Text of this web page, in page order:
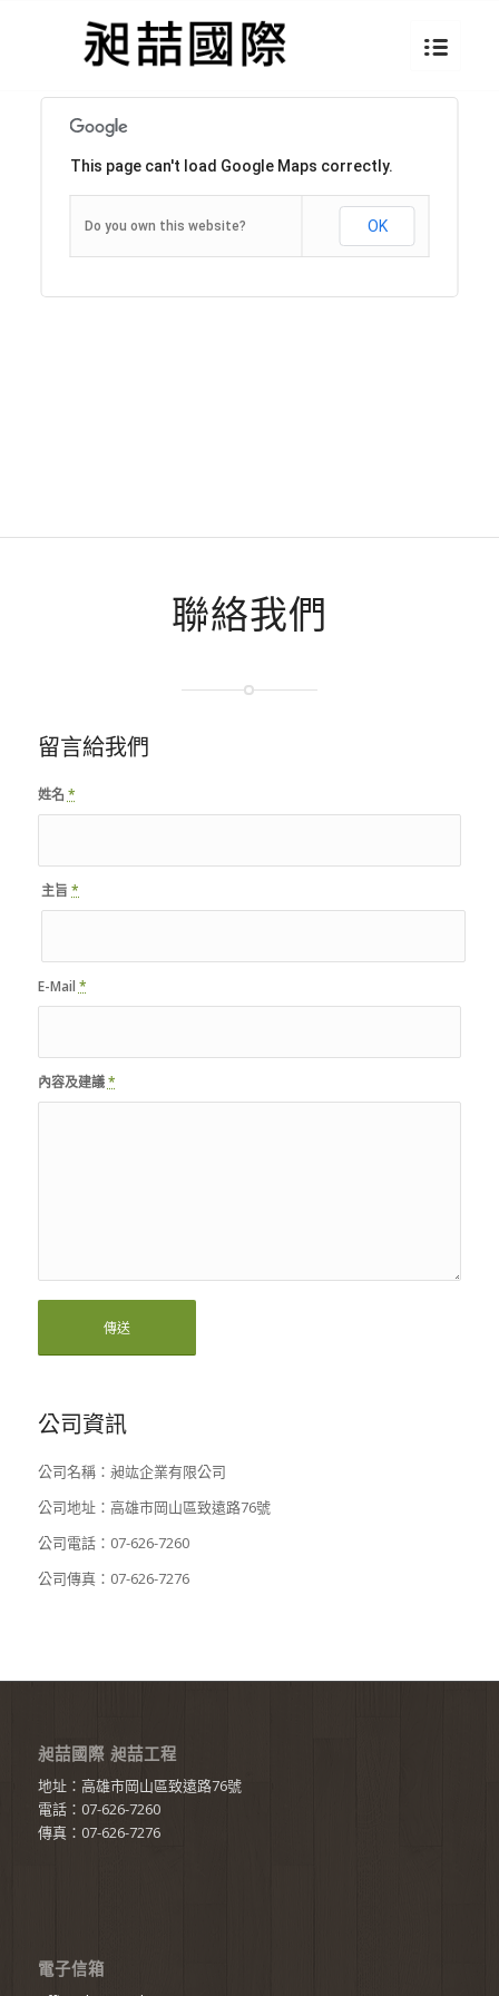
This page can't load Google Maps correctly.
Do you own this website? OK
聯絡我們
留言給我們
姓名 *
主旨*
E-Mail *
內容及建議*
公司資訊
公司名稱：昶竑企業有限公司
公司地址：高雄市岡山區致遠路76號
公司電話：07-626-7260
公司傳真：07-626-7276
昶喆國際 昶喆工程
地址：高雄市岡山區致遠路76號
電話：07-626-7260
傳真：07-626-7276
電子信箱